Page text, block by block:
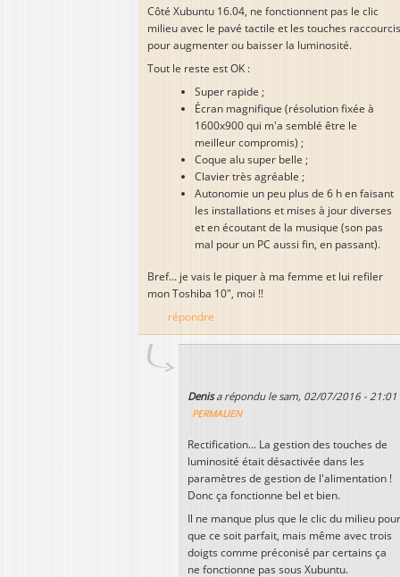
Côté Xubuntu 16.04, ne fonctionnent pas le clic
milieu avec le pavé tactile et les touches raccourcis
pour augmenter ou baisser la luminosité.
Tout le reste est OK :
Super rapide ;
Écran magnifique (résolution fixée à
1600x900 qui m'a semblé être le
meilleur compromis) ;
Coque alu super belle ;
Clavier très agréable ;
Autonomie un peu plus de 6 h en faisant
les installations et mises à jour diverses
et en écoutant de la musique (son pas
mal pour un PC aussi fin, en passant).
Bref... je vais le piquer à ma femme et lui refiler
mon Toshiba 10", moi !!
répondre
Denisa répondu lesam, 02/07/2016 - 21:01
PERMALIEN
Rectification... La gestion des touches de
luminosité était désactivée dans les
paramètres de gestion de l'alimentation !
Donc ça fonctionne bel et bien.
Il ne manque plus que le clic du milieu pour
que ce soit parfait, mais même avec trois
doigts comme préconisé par certains ça
ne fonctionne pas sous Xubuntu.